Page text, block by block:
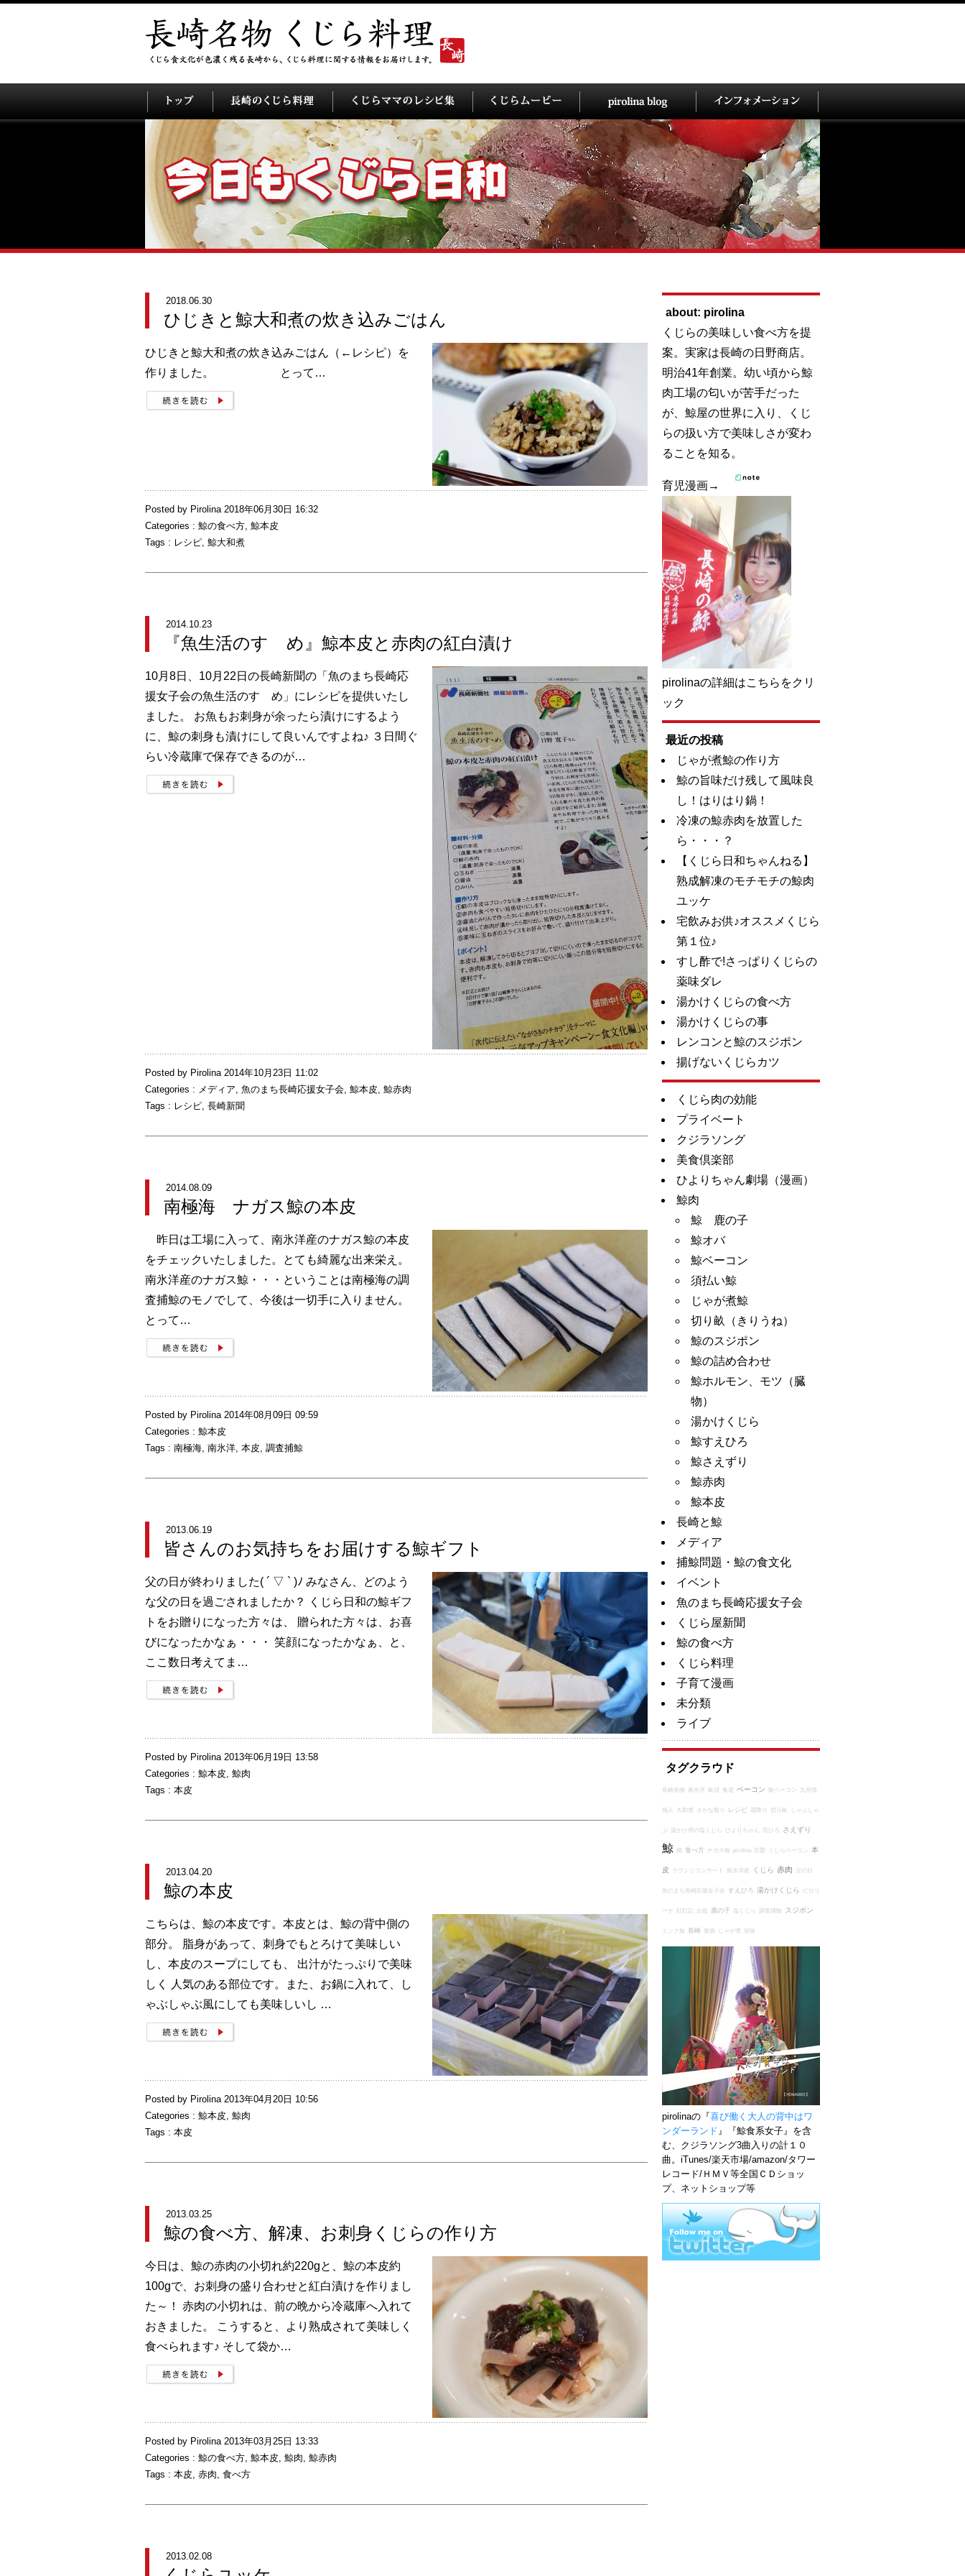
2018.06.30
ひじきと鯨大和煮の炊き込みごはん
ひじきと鯨大和煮の炊き込みごはん（←レシピ）を
作りました。 とって…
Posted by Pirolina 2018年06月30日 16:32
Categories : 鯨の食べ方, 鯨本皮
Tags : レシピ, 鯨大和煮
2014.10.23
『魚生活のすゝめ』鯨本皮と赤肉の紅白漬け
10月8日、10月22日の長崎新聞の「魚のまち長崎応
援女子会の魚生活のすゝめ」にレシピを提供いたし
ました。 お魚もお刺身が余ったら漬けにするよう
に、鯨の刺身も漬けにして良いんですよね♪ ３日間ぐ
らい冷蔵庫で保存できるのが…
Posted by Pirolina 2014年10月23日 11:02
Categories : メディア, 魚のまち長崎応援女子会, 鯨本皮, 鯨赤肉
Tags : レシピ, 長崎新聞
2014.08.09
南極海 ナガス鯨の本皮
昨日は工場に入って、南氷洋産のナガス鯨の本皮
をチェックいたしました。とても綺麗な出来栄え。
南氷洋産のナガス鯨・・・ということは南極海の調
査捕鯨のモノでして、今後は一切手に入りません。
とって…
Posted by Pirolina 2014年08月09日 09:59
Categories : 鯨本皮
Tags : 南極海, 南氷洋, 本皮, 調査捕鯨
2013.06.19
皆さんのお気持ちをお届けする鯨ギフト
父の日が終わりました( ´ ▽ ` )ﾉ みなさん、どのよう
な父の日を過ごされましたか？ くじら日和の鯨ギフ
トをお贈りになった方々は、 贈られた方々は、お喜
びになったかなぁ・・・ 笑顔になったかなぁ、と、
ここ数日考えてま…
Posted by Pirolina 2013年06月19日 13:58
Categories : 鯨本皮, 鯨肉
Tags : 本皮
2013.04.20
鯨の本皮
こちらは、鯨の本皮です。本皮とは、鯨の背中側の
部分。 脂身があって、刺身でもとろけて美味しい
し、本皮のスープにしても、 出汁がたっぷりで美味
しく 人気のある部位です。また、お鍋に入れて、し
ゃぶしゃぶ風にしても美味しいし …
Posted by Pirolina 2013年04月20日 10:56
Categories : 鯨本皮, 鯨肉
Tags : 本皮
2013.03.25
鯨の食べ方、解凍、お刺身くじらの作り方
今日は、鯨の赤肉の小切れ約220gと、鯨の本皮約
100gで、お刺身の盛り合わせと紅白漬けを作りまし
た～！ 赤肉の小切れは、前の晩から冷蔵庫へ入れて
おきました。 こうすると、より熟成されて美味しく
食べられます♪ そして袋か…
Posted by Pirolina 2013年03月25日 13:33
Categories : 鯨の食べ方, 鯨本皮, 鯨肉, 鯨赤肉
Tags : 本皮, 赤肉, 食べ方
2013.02.08
about: pirolina
くじらの美味しい食べ方を提
案。実家は長崎の日野商店。
明治41年創業。幼い頃から鯨
肉工場の匂いが苦手だった
が、鯨屋の世界に入り、くじ
らの扱い方で美味しさが変わ
ることを知る。
育児漫画→
pirolinaの詳細はこちらをクリ
ック
最近の投稿
じゃが煮鯨の作り方
鯨の旨味だけ残して風味良
し！はりはり鍋！
冷凍の鯨赤肉を放置した
ら・・・？
【くじら日和ちゃんねる】
熟成解凍のモチモチの鯨肉
ユッケ
宅飲みお供♪オススメくじら
第１位♪
すし酢で!さっぱりくじらの
薬味ダレ
湯かけくじらの食べ方
湯かけくじらの事
レンコンと鯨のスジポン
揚げないくじらカツ
くじら肉の効能
プライベート
クジラソング
美食倶楽部
ひよりちゃん劇場（漫画）
鯨肉
鯨 鹿の子
鯨オバ
鯨ベーコン
須払い鯨
じゃが煮鯨
切り畝（きりうね）
鯨のスジポン
鯨の詰め合わせ
鯨ホルモン、モツ（臓
物）
湯かけくじら
鯨すえひろ
鯨さえずり
鯨赤肉
鯨本皮
長崎と鯨
メディア
捕鯨問題・鯨の食文化
イベント
魚のまち長崎応援女子会
くじら屋新聞
鯨の食べ方
くじら料理
子育て漫画
未分類
ライブ
タグクラウド
長崎名物 南氷洋 畝須 食道 ベーコン 鯨ベーコン 九州情
熱人 大和煮 さかな祭り レシピ 霜降り 切り畝 しゃぶしゃ
ぶ 湯かけ用の塩くじら ひよりちゃん 百ひろ さえずり
鯨 鍋 食べ方 ナガス鯨 pirolina 百畳 くじらベーコン 本
皮 ラウンジコンサート 南氷洋産 くじら 赤肉 父の日
魚のまち長崎応援女子会 すえひろ 湯かけくじら ピロリ
ーナ 紅灯記 お盆 鹿の子 塩くじら 調査捕鯨 スジポン
ミンク鯨 長崎 胃袋 じゃが煮 珍味
pirolinaの『喜び働く大人の背中はワ
ンダーランド』『鯨食系女子』を含
む、クジラソング3曲入りの計１０
曲。iTunes/楽天市場/amazon/タワー
レコード/ＨＭＶ等全国ＣＤショッ
プ、ネットショップ等